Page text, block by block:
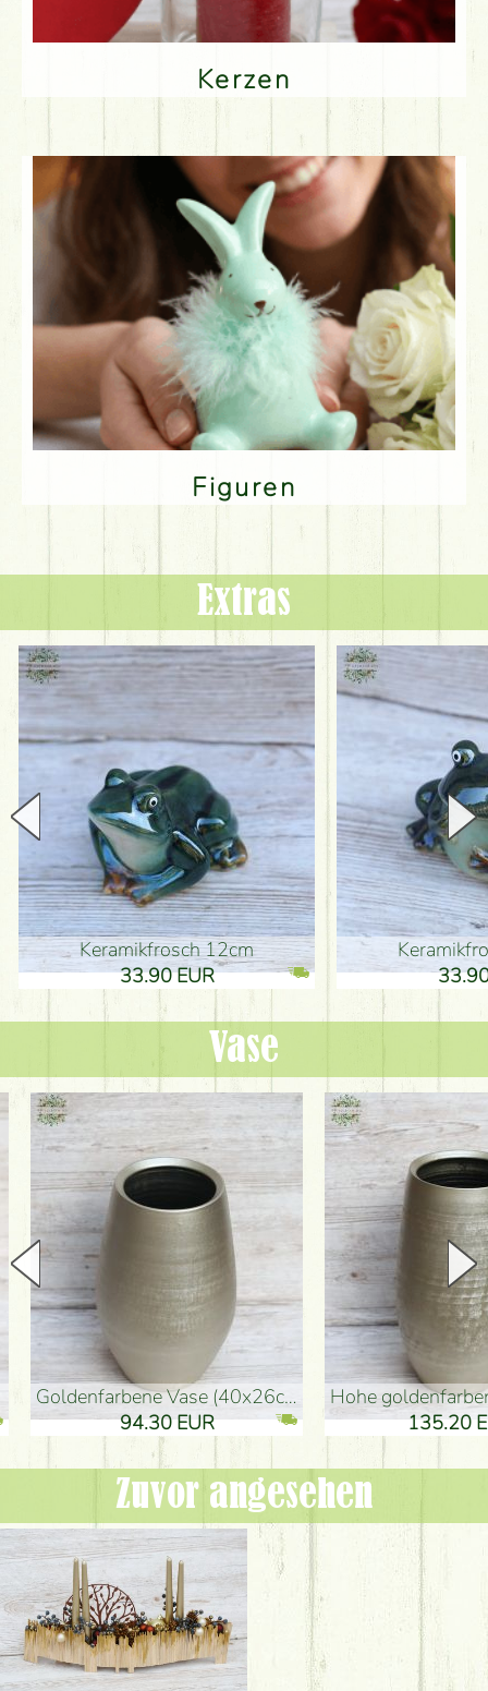
Kerzen
Figuren
Extras
Keramikfrosch 12cm
33.90 EUR
33.90
Vase
goldenfarbene Vase (40x26cm)
94.30 EUR
hohe goldenfarbene
135.20 EUR
Zuvor angesehen